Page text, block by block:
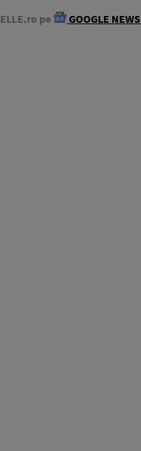
pe GOOGLE NEWS